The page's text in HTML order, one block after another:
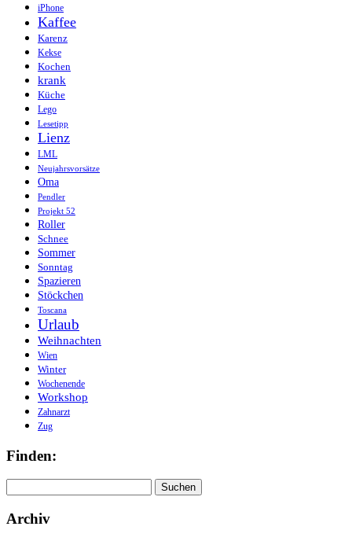
iPhone
Kaffee
Karenz
Kekse
Kochen
krank
Küche
Lego
Lesetipp
Lienz
LML
Neujahrsvorsätze
Oma
Pendler
Projekt 52
Roller
Schnee
Sommer
Sonntag
Spazieren
Stöckchen
Toscana
Urlaub
Weihnachten
Wien
Winter
Wochenende
Workshop
Zahnarzt
Zug
Finden:
nach:
Archiv